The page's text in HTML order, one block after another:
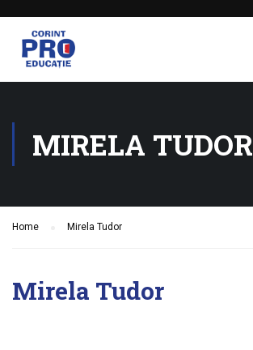
MIRELA TUDOR
Home Mirela Tudor
Mirela Tudor